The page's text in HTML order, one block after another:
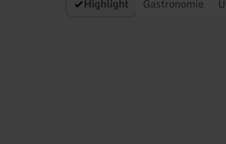
Highlight Gastronomie